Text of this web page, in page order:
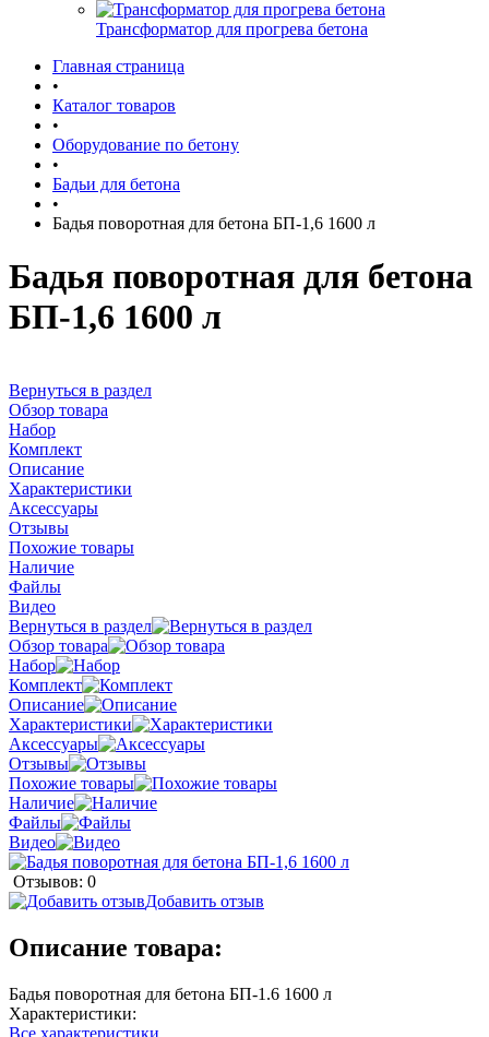
Трансформатор для прогрева бетона
Главная страница
•
Каталог товаров
•
Оборудование по бетону
•
Бадьи для бетона
•
Бадья поворотная для бетона БП-1,6 1600 л
Бадья поворотная для бетона
БП-1,6 1600 л
Вернуться в раздел
Обзор товара
Набор
Комплект
Описание
Характеристики
Аксессуары
Отзывы
Похожие товары
Наличие
Файлы
Видео
Вернуться в раздел
Обзор товара
Набор
Комплект
Описание
Характеристики
Аксессуары
Отзывы
Похожие товары
Наличие
Файлы
Видео
Отзывов: 0
Добавить отзыв
Описание товара:
Бадья поворотная для бетона БП-1.6 1600 л
Характеристики:
Все характеристики